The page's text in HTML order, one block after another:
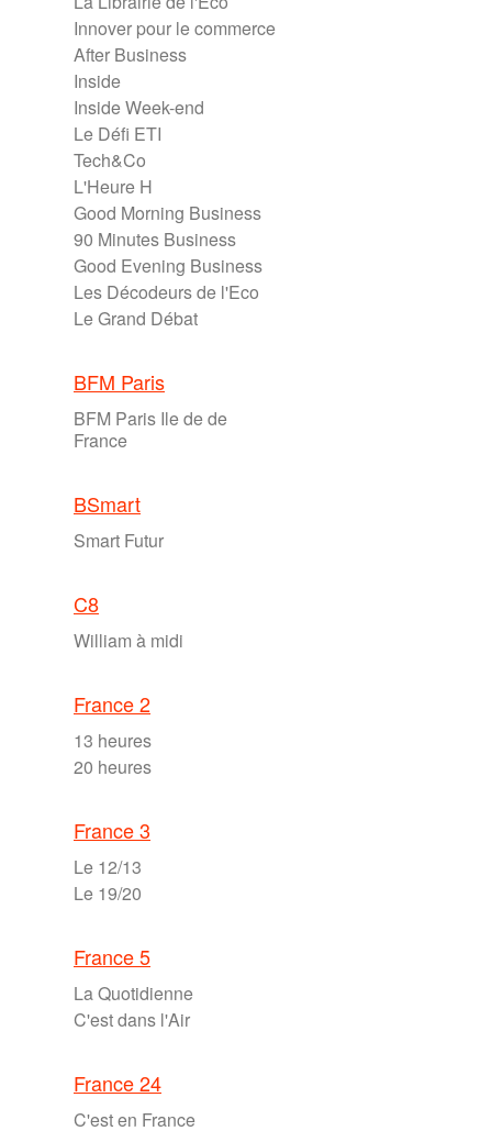
Innover pour le commerce
After Business
Inside
Inside Week-end
Le Défi ETI
Tech&Co
L'Heure H
Good Morning Business
90 Minutes Business
Good Evening Business
Les Décodeurs de l'Eco
Le Grand Débat
BFM Paris
BFM Paris Ile de de
France
BSmart
Smart Futur
C8
William à midi
France 2
13 heures
20 heures
France 3
Le 12/13
Le 19/20
France 5
La Quotidienne
C'est dans l'Air
France 24
C'est en France